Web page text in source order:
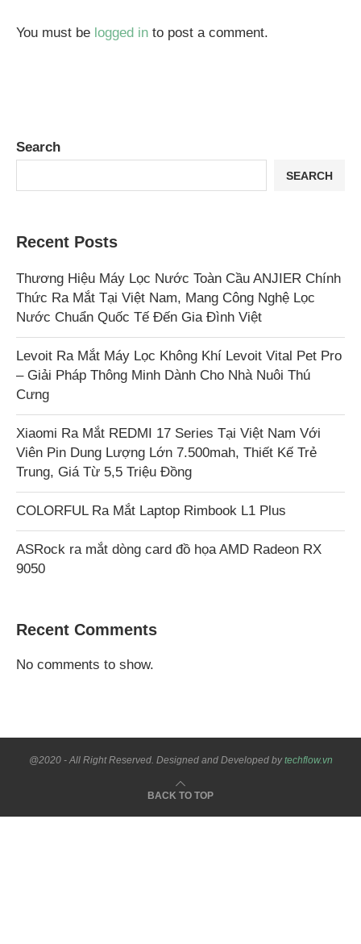
You must be logged in to post a comment.
Search
SEARCH
Recent Posts
Thương Hiệu Máy Lọc Nước Toàn Cầu ANJIER Chính
Thức Ra Mắt Tại Việt Nam, Mang Công Nghệ Lọc
Nước Chuẩn Quốc Tế Đến Gia Đình Việt
Levoit Ra Mắt Máy Lọc Không Khí Levoit Vital Pet Pro
– Giải Pháp Thông Minh Dành Cho Nhà Nuôi Thú
Cưng
Xiaomi Ra Mắt REDMI 17 Series Tại Việt Nam Với
Viên Pin Dung Lượng Lớn 7.500mah, Thiết Kế Trẻ
Trung, Giá Từ 5,5 Triệu Đồng
COLORFUL Ra Mắt Laptop Rimbook L1 Plus
ASRock ra mắt dòng card đồ họa AMD Radeon RX
9050
Recent Comments
No comments to show.
@2020 - All Right Reserved. Designed and Developed bytechflow.vn
BACK TO TOP